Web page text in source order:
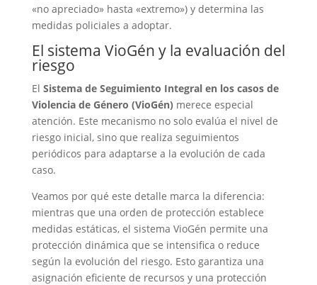
«no apreciado» hasta «extremo») y determina las
medidas policiales a adoptar.
El sistema VioGén y la evaluación del
riesgo
El Sistema de Seguimiento Integral en los casos de
Violencia de Género (VioGén) merece especial
atención. Este mecanismo no solo evalúa el nivel de
riesgo inicial, sino que realiza seguimientos
periódicos para adaptarse a la evolución de cada
caso.
Veamos por qué este detalle marca la diferencia:
mientras que una orden de protección establece
medidas estáticas, el sistema VioGén permite una
protección dinámica que se intensifica o reduce
según la evolución del riesgo. Esto garantiza una
asignación eficiente de recursos y una protección